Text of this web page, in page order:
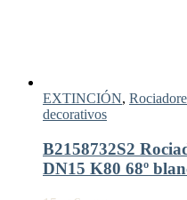
EXTINCIÓN,
decorativos
B2158732S2
DN15 K80 68º